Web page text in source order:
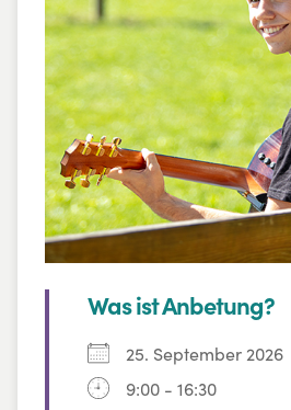
Was ist Anbetung?
25. September 2026
9:00 - 16:30